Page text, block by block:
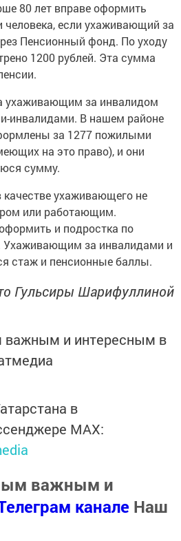
80 лет вправе оформить
если ухаживающий за
Пенсионный фонд. По уходу
1200 рублей. Эта сумма
ухаживающим за инвалидом
инвалидами. В нашем районе
за 1277 пожилыми
на это право), и они
сумму.
ухаживающего не
или работающим.
и подростка по
Ухаживающим за инвалидами и
стаж и пенсионные баллы.
Гульсиры Шарифуллиной
важным и интересным в
в
MАХ:
важным и
канале Наш